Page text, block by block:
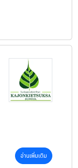
สตร์ หรือสาขา
ศษ
อ่านเพิ่มเติม